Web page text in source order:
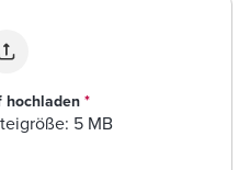
hochladen *
5 MB